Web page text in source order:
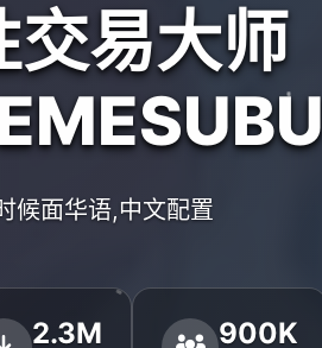
交易大师
候面华语,中文配置
2.3M 900K